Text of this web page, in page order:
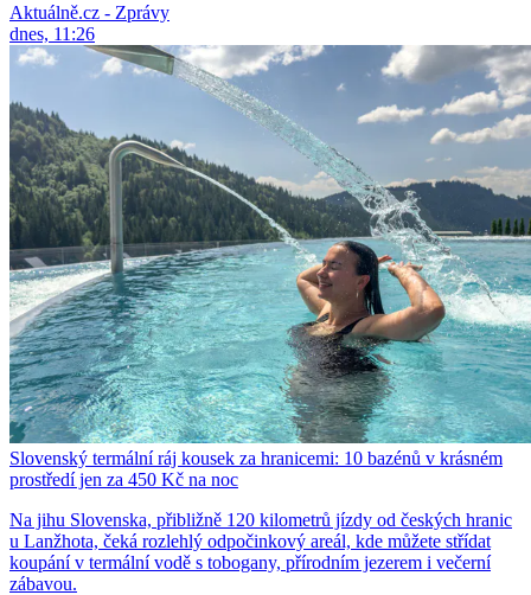
Aktuálně.cz - Zprávy
dnes, 11:26
Slovenský termální ráj kousek za hranicemi: 10 bazénů v krásném
prostředí jen za 450 Kč na noc
Na jihu Slovenska, přibližně 120 kilometrů jízdy od českých hranic
u Lanžhota, čeká rozlehlý odpočinkový areál, kde můžete střídat
koupání v termální vodě s tobogany, přírodním jezerem i večerní
zábavou.